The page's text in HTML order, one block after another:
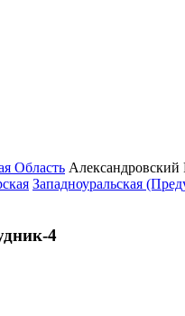
Область Александровский
Западноуральская
4